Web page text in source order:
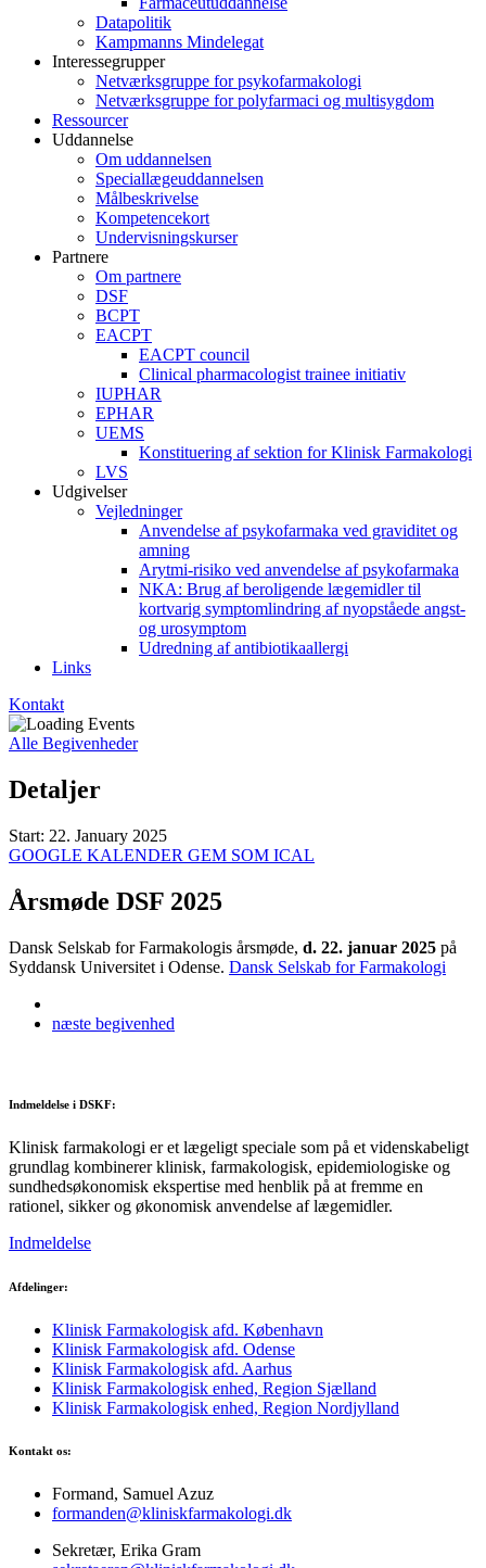
Datapolitik
Kampmanns Mindelegat
Interessegrupper
Netværksgruppe for psykofarmakologi
Netværksgruppe for polyfarmaci og multisygdom
Ressourcer
Uddannelse
Om uddannelsen
Speciallægeuddannelsen
Målbeskrivelse
Kompetencekort
Undervisningskurser
Partnere
Om partnere
DSF
BCPT
EACPT
EACPT council
Clinical pharmacologist trainee initiativ
IUPHAR
EPHAR
UEMS
Konstituering af sektion for Klinisk Farmakologi
LVS
Udgivelser
Vejledninger
Anvendelse af psykofarmaka ved graviditet og
amning
Arytmi-risiko ved anvendelse af psykofarmaka
NKA: Brug af beroligende lægemidler til
kortvarig symptomlindring af nyopståede angst-
og urosymptom
Udredning af antibiotikaallergi
Links
Kontakt
Alle Begivenheder
Detaljer
Start: 22. January 2025
GOOGLE KALENDER GEM SOM ICAL
Årsmøde DSF 2025
Dansk Selskab for Farmakologis årsmøde, d. 22. januar 2025 på
Syddansk Universitet i Odense. Dansk Selskab for Farmakologi
næste begivenhed
Indmeldelse i DSKF:
Klinisk farmakologi er et lægeligt speciale som på et videnskabeligt
grundlag kombinerer klinisk, farmakologisk, epidemiologiske og
sundhedsøkonomisk ekspertise med henblik på at fremme en
rationel, sikker og økonomisk anvendelse af lægemidler.
Indmeldelse
Afdelinger:
Klinisk Farmakologisk afd. København
Klinisk Farmakologisk afd. Odense
Klinisk Farmakologisk afd. Aarhus
Klinisk Farmakologisk enhed, Region Sjælland
Klinisk Farmakologisk enhed, Region Nordjylland
Kontakt os:
Formand, Samuel Azuz
formanden@kliniskfarmakologi.dk
Sekretær, Erika Gram